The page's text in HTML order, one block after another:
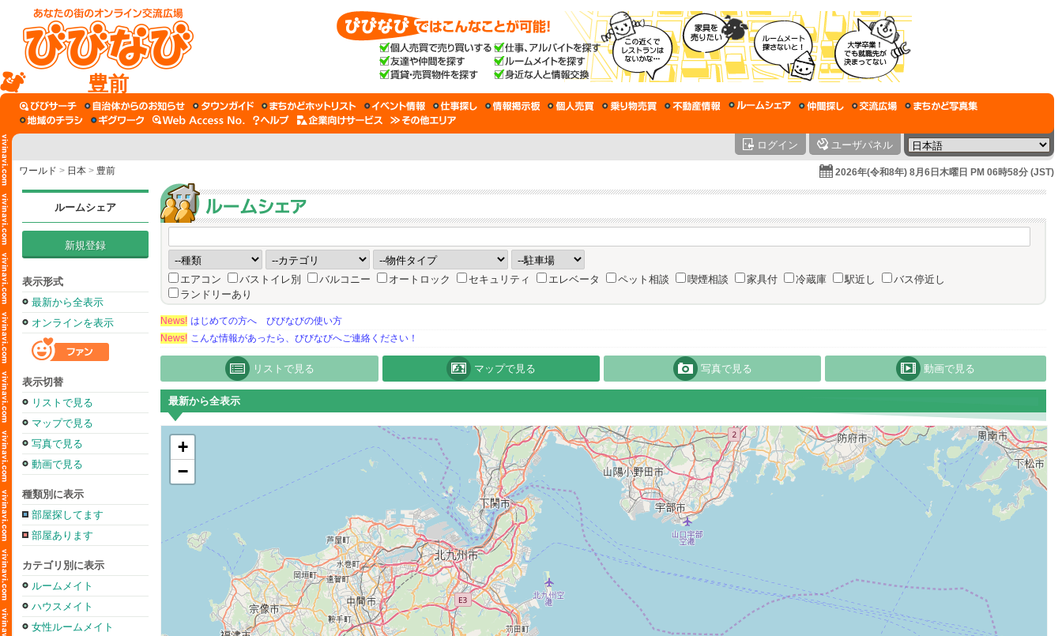
豊前
ログイン ユーザパネル
ワールド > 日本 > 豊前 2026年(令和8年) 8月6日木曜日 PM 06時58分 (JST)
ルームシェア
新規登録
表示形式
最新から全表示
オンラインを表示
表示切替
リストで見る
マップで見る
写真で見る
動画で見る
種類別に表示
部屋探してます
部屋あります
カテゴリ別に表示
ルームメイト
ハウスメイト
女性ルームメイト
エアコン バストイレ別 バルコニー オートロック セキュリティ エレベータ ペット相談 喫煙相談 家具付 冷蔵庫 駅近し
バス停近し
ランドリーあり
News! はじめての方へ びびなびの使い方
News! こんな情報があったら、びびなびへご連絡ください！
リストで見る マップで見る 写真で見る 動画で見る
最新から全表示
+
−